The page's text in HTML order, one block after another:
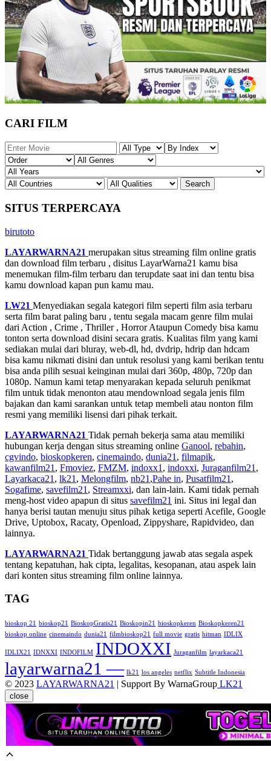
CARI FILM
SITUS TERPERCAYA
birutoto
LAYARWARNA21 merupakan situs streaming film online gratis
dan download film terbaru , disitus LayarWarna21 kamu bisa
menemukan film-film terbaru dan terupdate saat ini dan tentu bisa
kamu download kapan pun kamu mau.
LW21 Menyediakan segala kategori film seperti film asia terbaru
serta film barat paling baru , tentu segala macam genre film mulai
dari Action , Crime , Thriller , Horror Ataupun Comedy bisa kamu
tonton serta download disini secara gratis. Kualitas film yang kami
sediakan mulai dari bluray, web-dl, hd, dvdrip, hdrip dan hdcam
bisa kamu nikmati disini dan untuk resolusi yang kami berikan tentu
bisa anda pilih sesuai keinginan mulai dari 360p, 480p, 720p dan
1080p. Namun kami tetap menyarakan kepada seluruh penikmat
film untuk tidak menonton atau mendownload segala jenis film
bajakan dan kami sarankan untuk tetap membeli atau nonton film
resmi yang memiliki lisensi dari pihak terkait.
LAYARWARNA21 Tidak pernah bekerja sama atau memiliki
hubungan kerja dengan situs streaming online Ganool, rebahin,
cgvindo, bioskopkeren, cinemaindo, dunia21 , filmapik,
kawanfilm21 , Fmoviez, FMZM, indoxx1 , indoxxi, Juraganfilm21 ,
Layarkaca21 , lk21 , Melongfilm, nb21 ,Pahe in, Pusatfilm21 ,
Sogafime, savefilm21 , Streamxxi, dan lain-lain. Kami tidak pernah
meng-host video apapun di situs savefilm21 ini. Situs ini legal dan
hanya berisi tautan menuju situs pihak ketiga seperti Acefile, Google
Drive, Uptobox, Racaty, Openload, Zippyshare, Rapidvideo, dan
lainnya.
LAYARWARNA21 Tidak bertanggung jawab atas segala aspek
tentang kepatuhan, hak cipta, legalitas, kesopanan, atau aspek lain
dari konten situs streaming film online lainnya.
TAG
bioskop 21 bioskop21 BioskopGratis21 Bioskopin21 bioskopkeren Bioskopkeren21
bioskop online cinemaindo dunia21 filmbioskop21 full movie gratis hitman IDLIX
IDLIX21 IDNXXI INDOFILM INDOXXI Juraganfilm layarkaca21
layarwarna21 — lk21 los angeles netflix Subtitle Indonesia
© 2023 LAYARWARNA21 | Support By WarnaGroup LK21
close